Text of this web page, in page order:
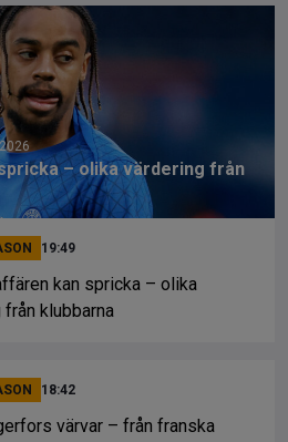
– olika värdering från
19:49
kan spricka – olika
klubbarna
18:42
värvar – från franska